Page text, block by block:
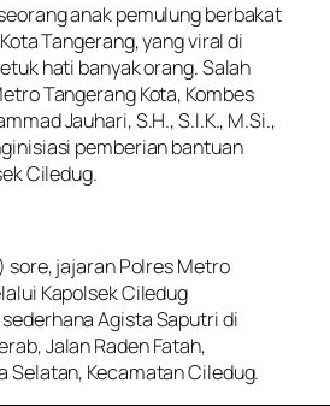
anak pemulung berbakat
Tangerang, yang viral di
hati banyak orang. Salah
Tangerang Kota, Kombes
Jauhari, S.H., S.I.K., M.Si.,
pemberian bantuan
Ciledug.
jajaran Polres Metro
Kapolsek Ciledug
Agista Saputri di
Jalan Raden Fatah,
Selatan, Kecamatan Ciledug.